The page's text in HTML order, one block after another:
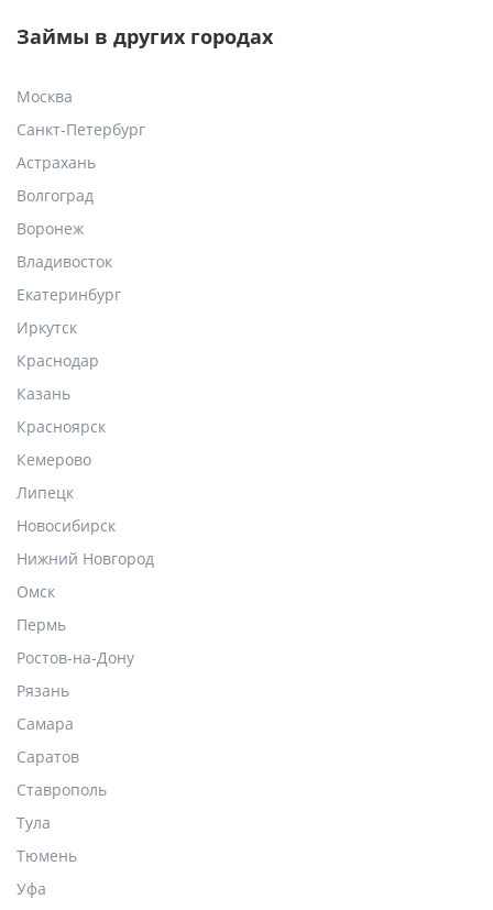
Займы в других городах
Москва
Санкт-Петербург
Астрахань
Волгоград
Воронеж
Владивосток
Екатеринбург
Иркутск
Краснодар
Казань
Красноярск
Кемерово
Липецк
Новосибирск
Нижний Новгород
Омск
Пермь
Ростов-на-Дону
Рязань
Самара
Саратов
Ставрополь
Тула
Тюмень
Уфа